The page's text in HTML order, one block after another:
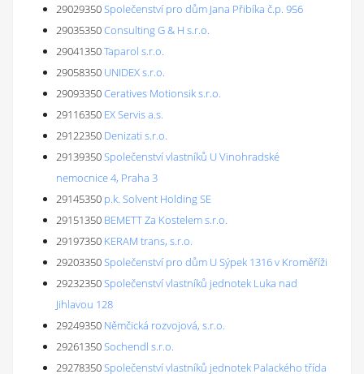
29029350Společenství pro dům Jana Přibíka č.p. 956
29035350Consulting G & H s.r.o.
29041350Taparol s.r.o.
29058350 UNIDEX s.r.o.
29093350Ceratives Motionsik s.r.o.
29116350 EX Servis a.s.
29122350 Denizati s.r.o.
29139350Společenství vlastníků U Vinohradské
nemocnice 4, Praha 3
29145350 p.k. Solvent Holding SE
29151350 BEMETT Za Kostelem s.r.o.
29197350 KERAM trans, s.r.o.
29203350Společenství pro dům U Sýpek 1316 v Kroměříži
29232350Společenství vlastníků jednotek Luka nad
Jihlavou 128
29249350 Němčická rozvojová, s.r.o.
29261350Sochendl s.r.o.
29278350Společenství vlastníků jednotek Palackého třída